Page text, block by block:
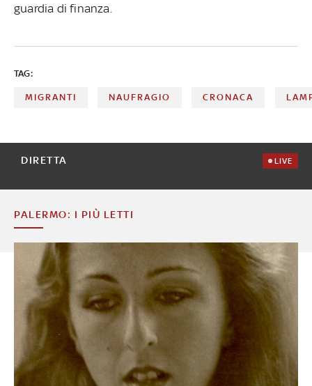
guardia di finanza.
TAG:
MIGRANTI NAUFRAGIO CRONACA
DIRETTA LIVE
PALERMO: I PIÙ LETTI